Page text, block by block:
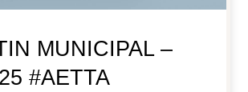
MUNICIPAL –
#AETTA